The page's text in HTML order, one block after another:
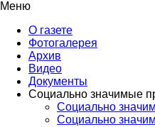
Меню
О газете
Фотогалерея
Архив
Видео
Документы
Социально значимые
Социально
Социально